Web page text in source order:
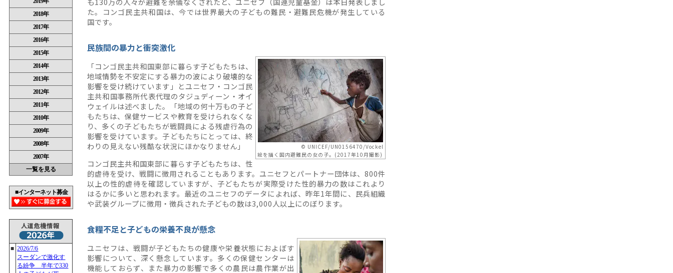
た。コンゴ民主共和国は、今では世界最大の子どもの難民・避難民危機が発生している
国です。
民族間の暴力と衝突激化
© UNICEF/UN0156470/Vockel
絵を描く国内避難民の女の子。(2017年10月撮影)
「コンゴ民主共和国東部に暮らす子どもたちは、
地域情勢を不安定にする暴力の波により破壊的な
影響を受け続けています」とユニセフ・コンゴ民
主共和国事務所代表代理のタジュディーン・オイ
ウェイルは述べました。「地域の何十万もの子ど
もたちは、保健サービスや教育を受けられなくな
り、多くの子どもたちが戦闘員による残虐行為の
影響を受けています。子どもたちにとっては、終
わりの見えない残酷な状況にほかなりません」
コンゴ民主共和国東部に暮らす子どもたちは、性
的虐待を受け、戦闘に徴用されることもあります。ユニセフとパートナー団体は、800件
以上の性的虐待を確認していますが、子どもたちが実際受けた性的暴力の数はこれより
はるかに多いと思われます。最近のユニセフのデータによれば、昨年1年間に、民兵組織
や武装グループに徴用・徴兵された子どもの数は3,000人以上にのぼります。
食糧不足と子どもの栄養不良が懸念
ユニセフは、戦闘が子どもたちの健康や栄養状態におよぼす
影響について、深く懸念しています。多くの保健センターは
機能しておらず、また暴力の影響で多くの農民は農作業が出